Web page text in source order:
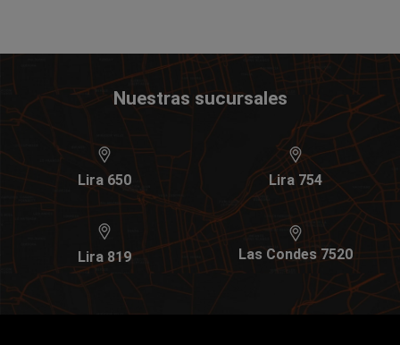
Nuestras sucursales
Lira 650 Lira 754
Lira 819 Las Condes 7520